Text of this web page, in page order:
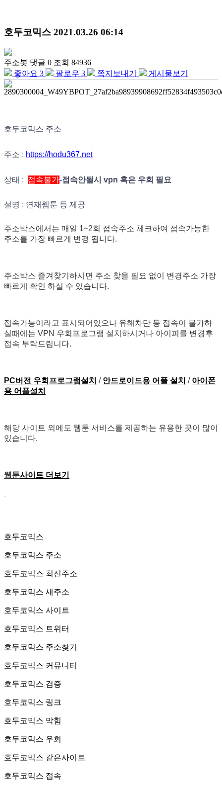
호두코믹스 2021.03.26 06:14
주소봇 댓글 0 조회 84936
좋아요 3 팔로우 3 쪽지보내기 게시물보기
호두코믹스 주소
주소 : https://hodu367.net
상태 : 접속불가-접속안될시 vpn 혹은 우회 필요
설명 : 연재웹툰 등 제공
주소박스에서는 매일 1~2회 접속주소 체크하여 접속가능한
주소를 가장 빠르게 변경 됩니다.
주소박스 즐겨찾기하시면 주소 찾을 필요 없이 변경주소 가장
빠르게 확인 하실 수 있습니다.
접속가능이라고 표시되어있으나 유해차단 등 접속이 불가하
실때에는 VPN 우회프로그램 설치하시거나 아이피를 변경후
접속 부탁드립니다.
PC버전 우회프로그램설치 / 안드로이드용 어플 설치 / 아이폰
용 어플설치
해당 사이트 외에도 웹툰 서비스를 제공하는 유용한 곳이 많이
있습니다.
웹툰사이트 더보기
호두코믹스
호두코믹스 주소
호두코믹스 최신주소
호두코믹스 새주소
호두코믹스 사이트
호두코믹스 트위터
호두코믹스 주소찾기
호두코믹스 커뮤니티
호두코믹스 검증
호두코믹스 링크
호두코믹스 막힘
호두코믹스 우회
호두코믹스 같은사이트
호두코믹스 접속